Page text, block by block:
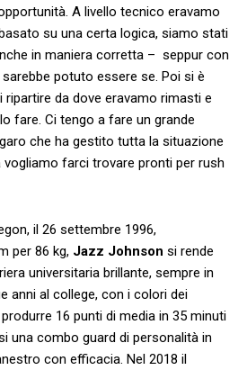
A livello tecnico eravamo
su una certa logica, siamo stati
in maniera corretta – seppur con
potuto essere se. Poi si è
ripartire da dove eravamo rimasti e
fare. Ci tengo a fare un grande
che ha gestito tutta la situazione
farci trovare pronti per rush
il 26 settembre 1996,
per 86 kg, Jazz Johnson si rende
universitaria brillante, sempre in
anni al college, con i colori dei
16 punti di media in 35 minuti
una combo guard di personalità in
con efficacia. Nel 2018 il